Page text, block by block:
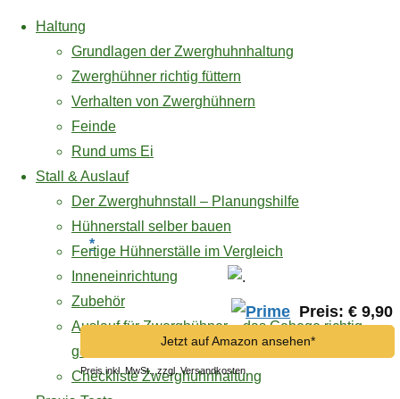
springen
Haltung
Grundlagen der Zwerghuhnhaltung
Zwerghühner richtig füttern
Verhalten von Zwerghühnern
Feinde
Rund ums Ei
Stall & Auslauf
Der Zwerghuhnstall – Planungshilfe
Hühnerstall selber bauen
Fertige Hühnerställe im Vergleich
Inneneinrichtung
Zubehör
Auslauf für Zwerghühner – das Gehege richtig
gestalten
Checkliste Zwerghuhnhaltung
siamesisches
Zwergseidenhuhn
siamesisches
*
Preis: € 9,90
Jetzt auf Amazon ansehen*
Preis inkl. MwSt., zzgl. Versandkosten